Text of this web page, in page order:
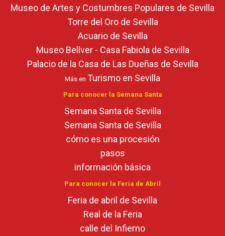
Museo de Artes y Costumbres Populares de Sevilla
Torre del Oro de Sevilla
Acuario de Sevilla
Museo Bellver - Casa Fabiola de Sevilla
Palacio de la Casa de Las Dueñas de Sevilla
Más en Turismo en Sevilla
Para conocer la Semana Santa
Semana Santa de Sevilla
Semana Santa de Sevilla
cómo es una procesión
pasos
información básica
Para conocer la Feria de Abril
Feria de abril de Sevilla
Real de la Feria
calle del Infierno